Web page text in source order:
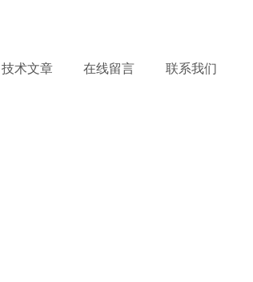
技术文章 在线留言 联系我们